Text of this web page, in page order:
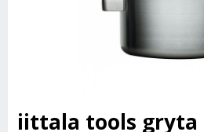
iittala tools gryta